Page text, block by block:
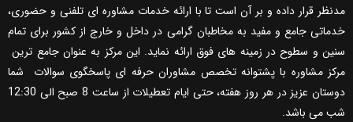
مدنظر قرار داده و بر آن است تا با ارائه خدمات مشاوره ای تلفنی و حضوری،
خدماتی جامع و مفید به مخاطبان گرامی در داخل و خارج از کشور برای تمام
سنین و سطوح در زمینه های فوق ارائه نماید. این مرکز به عنوان جامع ترین
مرکز مشاوره با پشتوانه تخصص مشاوران حرفه ای پاسخگوی سوالات شما
دوستان عزیز در هر روز هفته، حتی ایام تعطیلات از ساعت 8 صبح الی 12:30
شب می باشد.